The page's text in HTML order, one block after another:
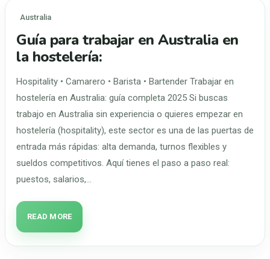
Australia
Guía para trabajar en Australia en
la hostelería:
Hospitality • Camarero • Barista • Bartender Trabajar en
hostelería en Australia: guía completa 2025 Si buscas
trabajo en Australia sin experiencia o quieres empezar en
hostelería (hospitality), este sector es una de las puertas de
entrada más rápidas: alta demanda, turnos flexibles y
sueldos competitivos. Aquí tienes el paso a paso real:
puestos, salarios,…
READ MORE